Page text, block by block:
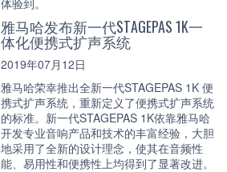
雅马哈发布新一代STAGEPAS 1K一
体化便携式扩声系统
2019年07月12日
雅马哈荣幸推出全新一代STAGEPAS 1K 便
携式扩声系统，重新定义了便携式扩声系统
的标准。新一代STAGEPAS 1K依靠雅马哈
开发专业音响产品和技术的丰富经验，大胆
地采用了全新的设计理念，使其在音频性
能、易用性和便携性上均得到了显著改进。